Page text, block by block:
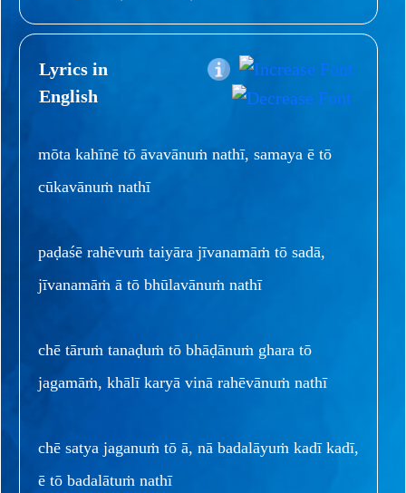
Lyrics in
English
mōta kahīnē tō āvavānuṁ nathī, samaya ē tō
cūkavānuṁ nathī
paḍaśē rahēvuṁ taiyāra jīvanamāṁ tō sadā,
jīvanamāṁ ā tō bhūlavānuṁ nathī
chē tāruṁ tanaḍuṁ tō bhāḍānuṁ ghara tō
jagamāṁ, khālī karyā vinā rahēvānuṁ nathī
chē satya jaganuṁ tō ā, nā badalāyuṁ kadī kadī,
ē tō badalātuṁ nathī